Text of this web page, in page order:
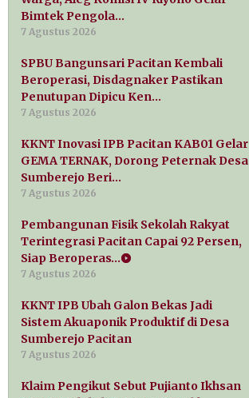
Bimtek Pengola…
7 Agustus 2026
SPBU Bangunsari Pacitan Kembali
Beroperasi, Disdagnaker Pastikan
Penutupan Dipicu Ken…
7 Agustus 2026
KKNT Inovasi IPB Pacitan KAB01 Gelar
GEMA TERNAK, Dorong Peternak Desa
Sumberejo Beri…
7 Agustus 2026
Pembangunan Fisik Sekolah Rakyat
Terintegrasi Pacitan Capai 92 Persen,
Siap Beroperas…
7 Agustus 2026
KKNT IPB Ubah Galon Bekas Jadi
Sistem Akuaponik Produktif di Desa
Sumberejo Pacitan
7 Agustus 2026
Klaim Pengikut Sebut Pujianto Ikhsan